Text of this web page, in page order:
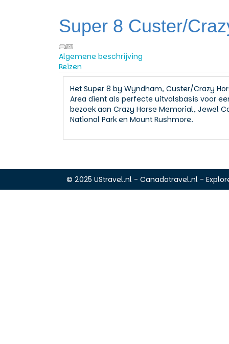
Super 8 Custer/
Algemene beschrijving
Reizen
Het Super 8 by Wyndham, Custer/Crazy
Area dient als perfecte uitvalsbasis voor
bezoek aan Crazy Horse Memorial, Jewel
National Park en Mount Rushmore.
© 2025 UStravel.nl - Canadatravel.nl -